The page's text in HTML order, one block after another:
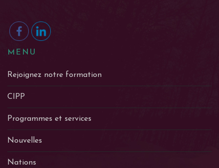
MENU
Rejoignez notre formation
CIPP
Programmes et services
Nouvelles
Nations